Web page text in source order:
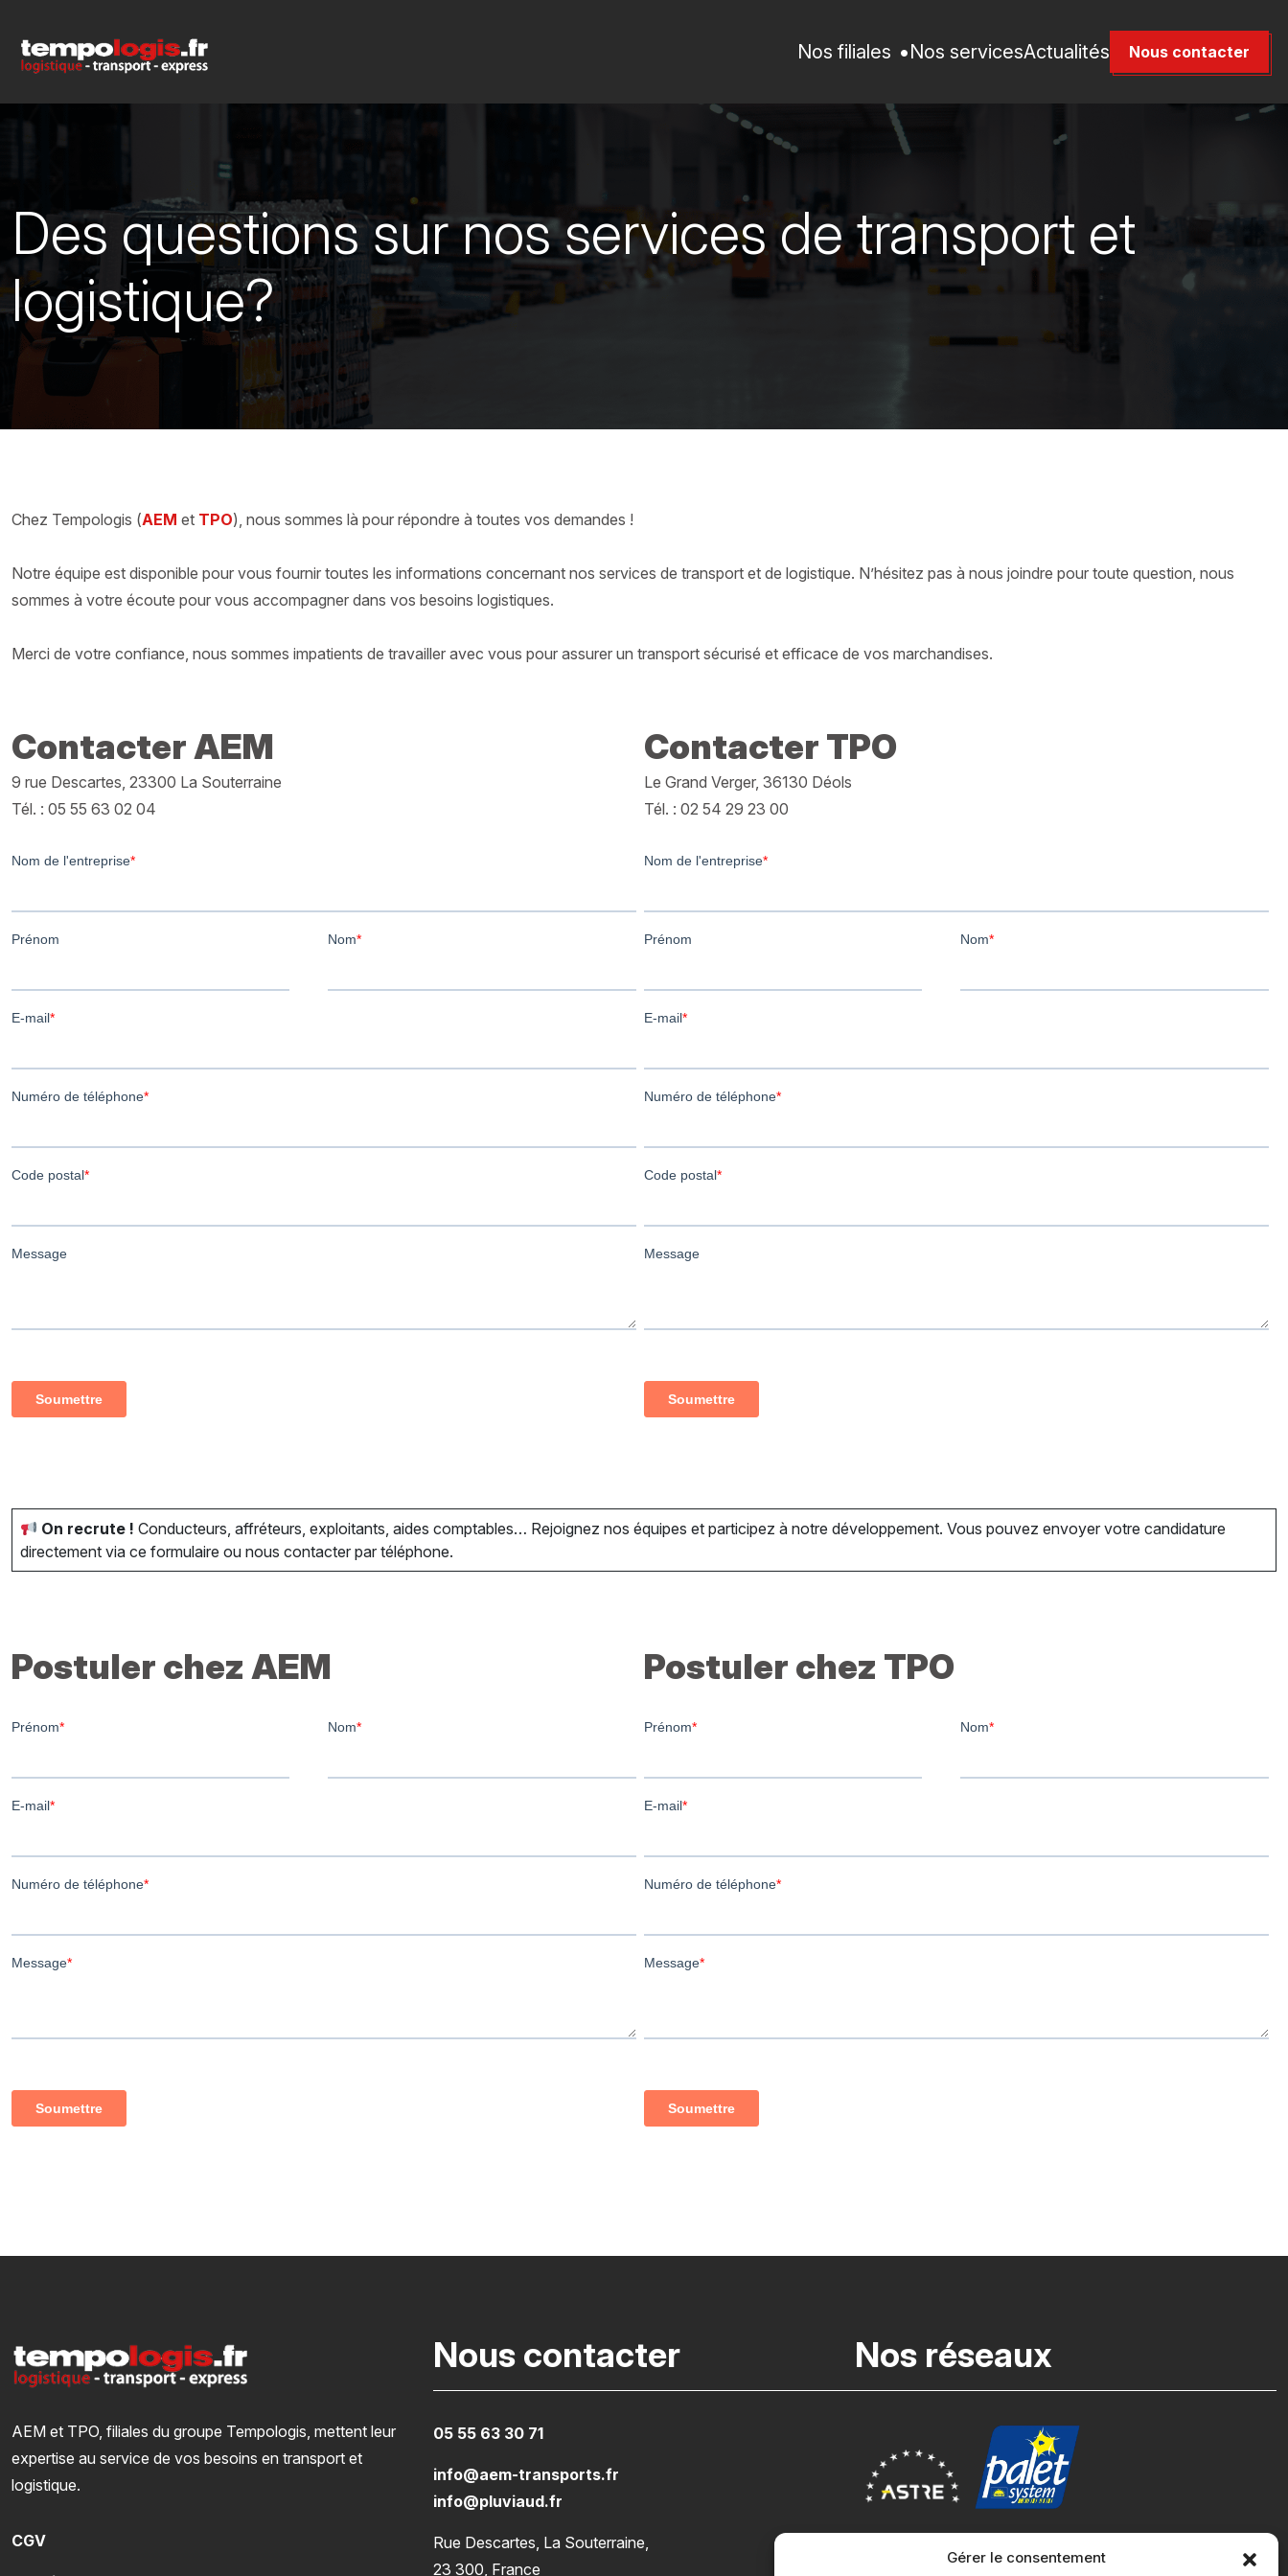
Gérer le consentement
Nos filiales Nos servicesActualités Nous contacter
Des questions sur nos services de transport et
logistique?
Chez Tempologis (AEM et TPO), nous sommes là pour répondre à toutes vos demandes !
Notre équipe est disponible pour vous fournir toutes les informations concernant nos services de transport et de logistique. N’hésitez pas à nous joindre pour toute question, nous
sommes à votre écoute pour vous accompagner dans vos besoins logistiques.
Merci de votre confiance, nous sommes impatients de travailler avec vous pour assurer un transport sécurisé et efficace de vos marchandises.
Contacter AEM
9 rue Descartes, 23300 La Souterraine
Tél. : 05 55 63 02 04
Contacter TPO
Le Grand Verger, 36130 Déols
Tél. : 02 54 29 23 00
On recrute ! Conducteurs, affréteurs, exploitants, aides comptables… Rejoignez nos équipes et participez à notre développement. Vous pouvez envoyer votre candidature
directement via ce formulaire ou nous contacter par téléphone.
Postuler chez AEM Postuler chez TPO
AEM et TPO, filiales du groupe Tempologis, mettent leur
expertise au service de vos besoins en transport et
logistique.
CGV
Nous contacter
05 55 63 30 71
info@aem-transports.fr
info@pluviaud.fr
Rue Descartes, La Souterraine,
23 300, France
Nos réseaux